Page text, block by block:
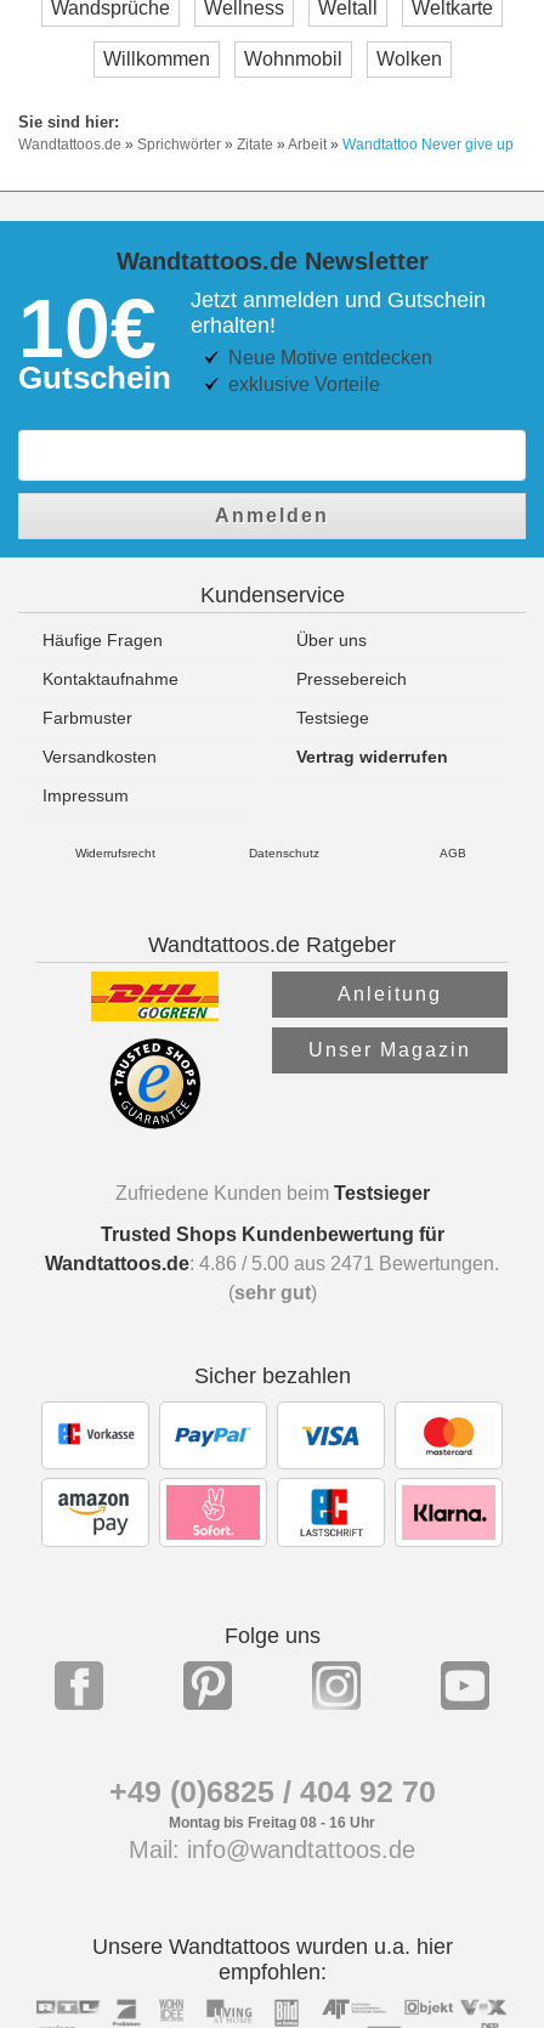
Wandsprüche Wellness Weltall Weltkarte
Willkommen Wohnmobil Wolken
Wandtattoos.de » Sprichwörter » Zitate » Arbeit » Wandtattoo Never give up
Wandtattoos.de Newsletter
10€
Gutschein
Jetzt anmelden und Gutschein
erhalten!
Neue Motive entdecken
exklusive Vorteile
Anmelden
Kundenservice
Häufige Fragen
Über uns
Kontaktaufnahme
Pressebereich
Farbmuster
Testsiege
Versandkosten
Vertrag widerrufen
Impressum
Widerrufsrecht Datenschutz AGB
Wandtattoos.de Ratgeber
Anleitung
Unser Magazin
Zufriedene Kunden beim Testsieger
Trusted Shops Kundenbewertung für
Wandtattoos.de: 4.86 / 5.00 aus 2471
Bewertungen.
(sehr gut)
Sicher bezahlen
Folge uns
+49 (0)6825 / 404 92 70
Montag bis Freitag 08 - 16 Uhr
Mail: info@wandtattoos.de
Unsere Wandtattoos wurden u.a. hier
empfohlen: